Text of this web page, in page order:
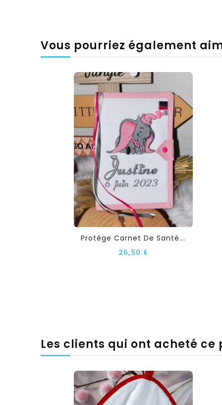
Vous pourriez également
Protège Carnet De Santé...
26,50 €
Les clients qui ont acheté